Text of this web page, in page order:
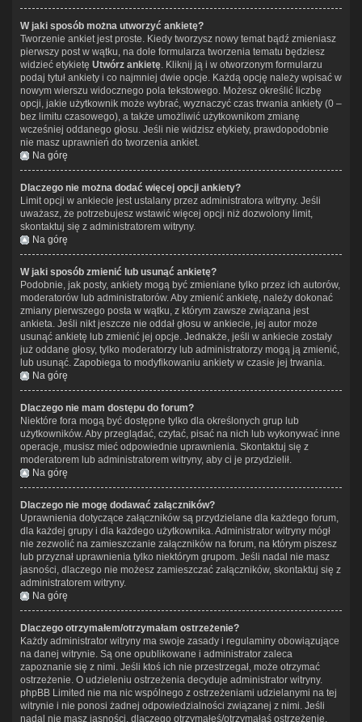
W jaki sposób można utworzyć ankietę?
Tworzenie ankiet jest proste. Kiedy tworzysz nowy temat bądź zmieniasz
pierwszy post w wątku, na dole formularza tworzenia tematu będziesz
widzieć etykietę Utwórz ankietę. Kliknij ją i w otworzonym formularzu
podaj tytuł ankiety i co najmniej dwie opcje. Każdą opcję należy wpisać w
nowym wierszu widocznego pola tekstowego. Możesz określić liczbę
opcji, jakie użytkownik może wybrać, wyznaczyć czas trwania ankiety (0 –
bez limitu czasowego), a także umożliwić użytkownikom zmianę
wcześniej oddanego głosu. Jeśli nie widzisz etykiety, prawdopodobnie
nie masz uprawnień do tworzenia ankiet.
Na górę
Dlaczego nie można dodać więcej opcji ankiety?
Limit opcji w ankiecie jest ustalany przez administratora witryny. Jeśli
uważasz, że potrzebujesz wstawić więcej opcji niż dozwolony limit,
skontaktuj się z administratorem witryny.
Na górę
W jaki sposób zmienić lub usunąć ankietę?
Podobnie, jak posty, ankiety mogą być zmieniane tylko przez ich autorów,
moderatorów lub administratorów. Aby zmienić ankietę, należy dokonać
zmiany pierwszego posta w wątku, z którym zawsze związana jest
ankieta. Jeśli nikt jeszcze nie oddał głosu w ankiecie, jej autor może
usunąć ankietę lub zmienić jej opcje. Jednakże, jeśli w ankiecie zostały
już oddane głosy, tylko moderatorzy lub administratorzy mogą ją zmienić,
lub usunąć. Zapobiega to modyfikowaniu ankiety w czasie jej trwania.
Na górę
Dlaczego nie mam dostępu do forum?
Niektóre fora mogą być dostępne tylko dla określonych grup lub
użytkowników. Aby przeglądać, czytać, pisać na nich lub wykonywać inne
operacje, musisz mieć odpowiednie uprawnienia. Skontaktuj się z
moderatorem lub administratorem witryny, aby ci je przydzielił.
Na górę
Dlaczego nie mogę dodawać załączników?
Uprawnienia dotyczące załączników są przydzielane dla każdego forum,
dla każdej grupy i dla każdego użytkownika. Administrator witryny mógł
nie zezwolić na zamieszczanie załączników na forum, na którym piszesz
lub przyznał uprawnienia tylko niektórym grupom. Jeśli nadal nie masz
jasności, dlaczego nie możesz zamieszczać załączników, skontaktuj się z
administratorem witryny.
Na górę
Dlaczego otrzymałem/otrzymałam ostrzeżenie?
Każdy administrator witryny ma swoje zasady i regulaminy obowiązujące
na danej witrynie. Są one opublikowane i administrator zaleca
zapoznanie się z nimi. Jeśli ktoś ich nie przestrzegał, może otrzymać
ostrzeżenie. O udzieleniu ostrzeżenia decyduje administrator witryny.
phpBB Limited nie ma nic wspólnego z ostrzeżeniami udzielanymi na tej
witrynie i nie ponosi żadnej odpowiedzialności związanej z nimi. Jeśli
nadal nie masz jasności, dlaczego otrzymałeś/otrzymałaś ostrzeżenie,